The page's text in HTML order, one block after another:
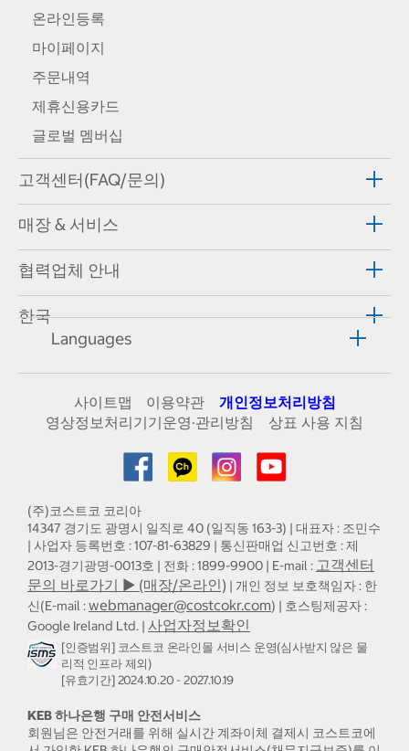
온라인등록
마이페이지
주문내역
제휴신용카드
글로벌 멤버십
고객센터(FAQ/문의)
매장 & 서비스
협력업체 안내
한국
Languages
사이트맵 이용약관
개인정보처리방침
영상정보처리기기운영·관리방침
상표 사용 지침
(주)코스트코 코리아
14347 경기도 광명시 일직로 40 (일직동 163-3) | 대표자 : 조민수
| 사업자 등록번호 : 107-81-63829 | 통신판매업 신고번호 : 제
2013-경기광명-0013호 | 전화 : 1899-9900 | E-mail : 고객센터
문의 바로가기 ▶ (매장/온라인) | 개인 정보 보호책임자 : 한
신(E-mail :webmanager@costcokr.com) | 호스팅제공자 :
Google Ireland Ltd. | 사업자정보확인
[인증범위] 코스트코 온라인몰 서비스 운영(심사받지 않은 물
리적 인프라 제외)
[유효기간] 2024.10.20 - 2027.10.19
KEB 하나은행 구매 안전서비스
회원님은 안전거래를 위해 실시간 계좌이체 결제시 코스트코에